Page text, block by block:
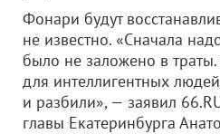
Фонари будут
не известно. «Сначала
было не заложено в траты.
для интеллигентных
и разбили», — заявил
главы Екатеринбурга